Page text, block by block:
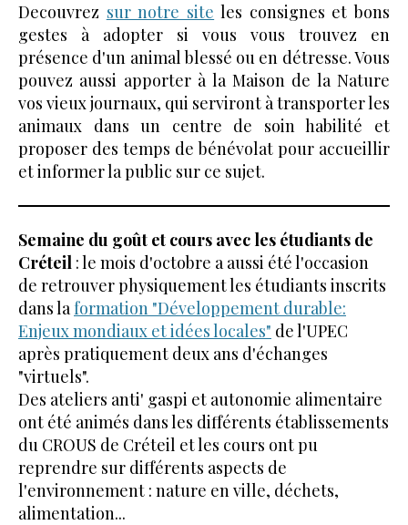
Decouvrez sur notre site les consignes et bons
gestes à adopter si vous vous trouvez en
présence d'un animal blessé ou en détresse. Vous
pouvez aussi apporter à la Maison de la Nature
vos vieux journaux, qui serviront à transporter les
animaux dans un centre de soin habilité et
proposer des temps de bénévolat pour accueillir
et informer la public sur ce sujet.
Semaine du goût et cours avec les étudiants de
Créteil : le mois d'octobre a aussi été l'occasion
de retrouver physiquement les étudiants inscrits
dans laformation "Développement durable:
Enjeux mondiaux et idées locales" de l'UPEC
après pratiquement deux ans d'échanges
"virtuels".
Des ateliers anti' gaspi et autonomie alimentaire
ont été animés dans les différents établissements
du CROUS de Créteil et les cours ont pu
reprendre sur différents aspects de
l'environnement : nature en ville, déchets,
alimentation...